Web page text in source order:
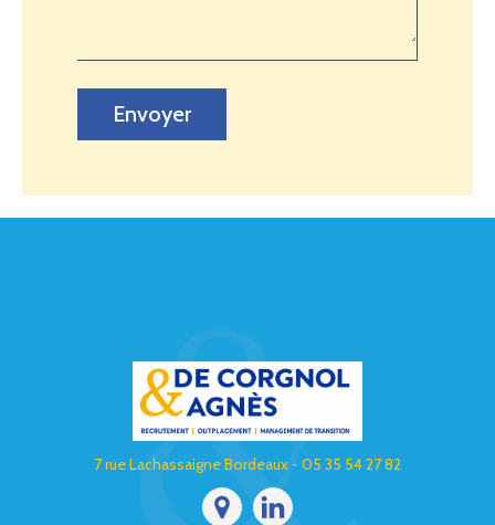
Envoyer
7 rue Lachassaigne Bordeaux - 05 35 54 27 82